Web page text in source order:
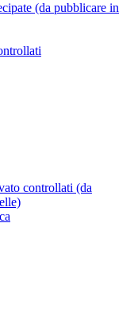
(da pubblicare in
controllati (da